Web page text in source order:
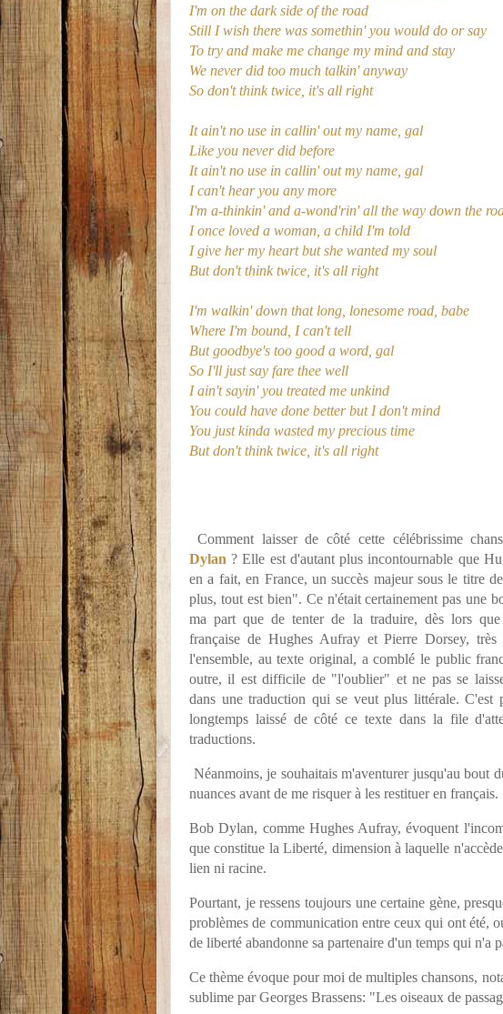
I'm on the dark side of the road
Still I wish there was somethin' you would do or say
To try and make me change my mind and stay
We never did too much talkin' anyway
So don't think twice, it's all right
It ain't no use in callin' out my name, gal
Like you never did before
It ain't no use in callin' out my name, gal
I can't hear you any more
I'm a-thinkin' and a-wond'rin' all the way down the
I once loved a woman, a child I'm told
I give her my heart but she wanted my soul
But don't think twice, it's all right
I'm walkin' down that long, lonesome road, babe
Where I'm bound, I can't tell
But goodbye's too good a word, gal
So I'll just say fare thee well
I ain't sayin' you treated me unkind
You could have done better but I don't mind
You just kinda wasted my precious time
But don't think twice, it's all right
Comment laisser de côté cette célébrissime
Dylan ? Elle est d'autant plus incontournable que
en a fait, en France, un succès majeur sous le titre
plus, tout est bien". Ce n'était certainement pas une
ma part que de tenter de la traduire, dès lors que
française de Hughes Aufray et Pierre Dorsey, très
l'ensemble, au texte original, a comblé le public
outre, il est difficile de "l'oublier" et ne pas se
dans une traduction qui se veut plus littérale. C'est
longtemps laissé de côté ce texte dans la file
traductions.
Néanmoins, je souhaitais m'aventurer jusqu'au bout
nuances avant de me risquer à les restituer en français.
Bob Dylan, comme Hughes Aufray, évoquent
que constitue la Liberté, dimension à laquelle
lien ni racine.
Pourtant, je ressens toujours une certaine gène,
problèmes de communication entre ceux qui ont été,
de liberté abandonne sa partenaire d'un temps qui n'a
Ce thème évoque pour moi de multiples chansons,
sublime par Georges Brassens: "Les oiseaux de